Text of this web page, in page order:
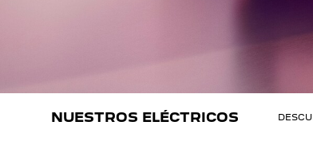
NUESTROS ELÉCTRICOS